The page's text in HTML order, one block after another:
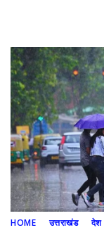
HOME उत्तराखंड देश